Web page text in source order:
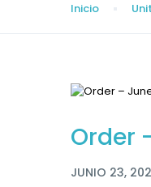
Inicio
Order
JUNIO 23,